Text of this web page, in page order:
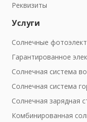
Реквизиты
Услуги
Солнечные
Гарантированное
Солнечная система
Солнечная система
Солнечная зарядная
Комбинированная